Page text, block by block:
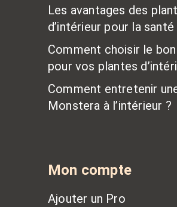
Les avantages des
d’intérieur pour la santé
Comment choisir le
pour vos plantes
Comment entretenir
Monstera à l’intérieur ?
Mon compte
Ajouter un Pro